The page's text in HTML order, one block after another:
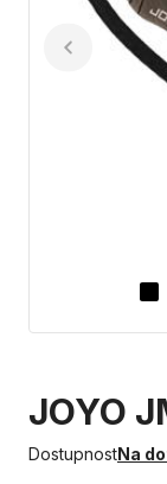
JOYO
DostupnostNa